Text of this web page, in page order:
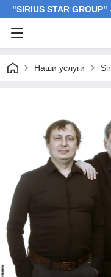
"SIRIUS STAR
Наши услуги